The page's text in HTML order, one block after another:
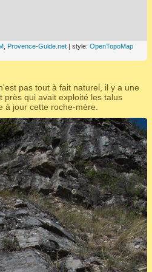
Provence-Guide.net | style: OpenTopoMap
pas tout à fait naturel, il y a une
près qui avait exploité les talus
à jour cette roche-mère.